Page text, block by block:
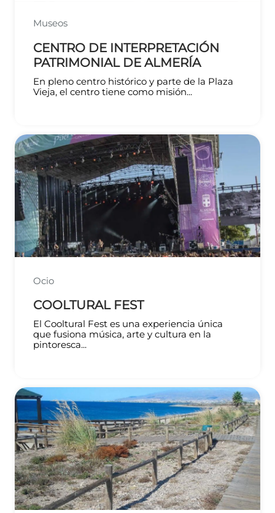
Museos
CENTRO DE INTERPRETACIÓN
PATRIMONIAL DE ALMERÍA
En pleno centro histórico y parte de la Plaza
Vieja, el centro tiene como misión...
Ocio
COOLTURAL FEST
El Cooltural Fest es una experiencia única
que fusiona música, arte y cultura en la
pintoresca...